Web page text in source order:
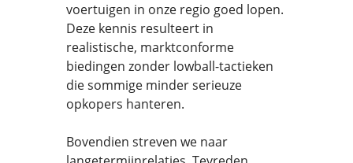
voertuigen in onze regio goed lopen.
Deze kennis resulteert in
realistische, marktconforme
biedingen zonder lowball-tactieken
die sommige minder serieuze
opkopers hanteren.
Bovendien streven we naar